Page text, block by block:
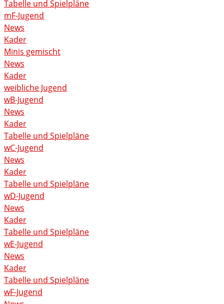
Tabelle und Spielpläne
mF-Jugend
News
Kader
Minis gemischt
News
Kader
weibliche Jugend
wB-Jugend
News
Kader
Tabelle und Spielpläne
wC-Jugend
News
Kader
Tabelle und Spielpläne
wD-Jugend
News
Kader
Tabelle und Spielpläne
wE-Jugend
News
Kader
Tabelle und Spielpläne
wF-Jugend